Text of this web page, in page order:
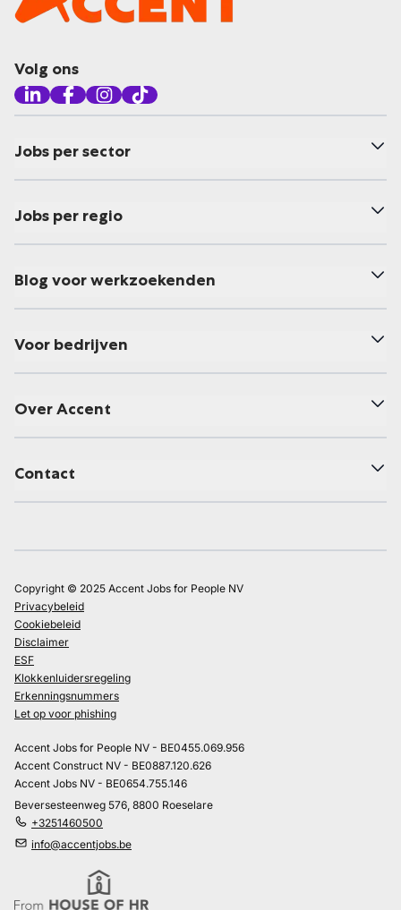
Volg ons
Jobs per sector
Jobs per regio
Blog voor werkzoekenden
Voor bedrijven
Over Accent
Contact
Copyright © 2025 Accent Jobs for People NV
Privacybeleid
Cookiebeleid
Disclaimer
ESF
Klokkenluidersregeling
Erkenningsnummers
Let op voor phishing
Accent Jobs for People NV - BE0455.069.956
Accent Construct NV - BE0887.120.626
Accent Jobs NV - BE0654.755.146
Beversesteenweg 576, 8800 Roeselare
+3251460500
info@accentjobs.be